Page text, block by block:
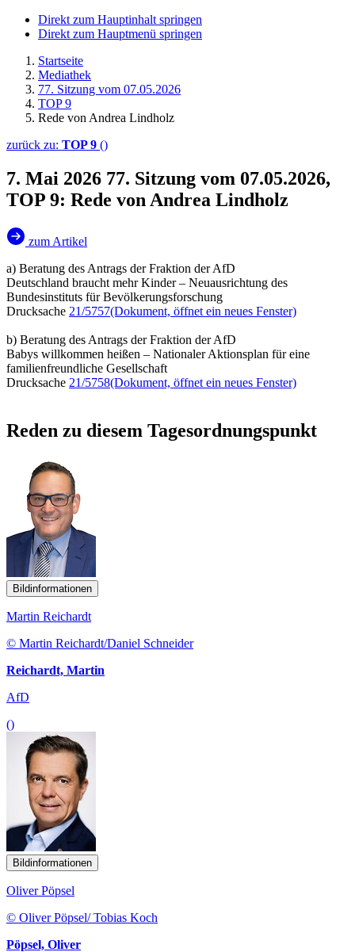
Direkt zum Hauptinhalt springen
Direkt zum Hauptmenü springen
Startseite
Mediathek
77. Sitzung vom 07.05.2026
TOP 9
Rede von Andrea Lindholz
zurück zu: TOP 9 ()
7. Mai 2026 77. Sitzung vom 07.05.2026,
TOP 9: Rede von Andrea Lindholz
zum Artikel
a) Beratung des Antrags der Fraktion der AfD
Deutschland braucht mehr Kinder – Neuausrichtung des
Bundesinstituts für Bevölkerungsforschung
Drucksache 21/5757(Dokument, öffnet ein neues Fenster)
b) Beratung des Antrags der Fraktion der AfD
Babys willkommen heißen – Nationaler Aktionsplan für eine
familienfreundliche Gesellschaft
Drucksache 21/5758(Dokument, öffnet ein neues Fenster)
Reden zu diesem Tagesordnungspunkt
Bildinformationen
Martin Reichardt
© Martin Reichardt/Daniel Schneider
Reichardt, Martin
AfD
()
Bildinformationen
Oliver Pöpsel
© Oliver Pöpsel/ Tobias Koch
Pöpsel, Oliver